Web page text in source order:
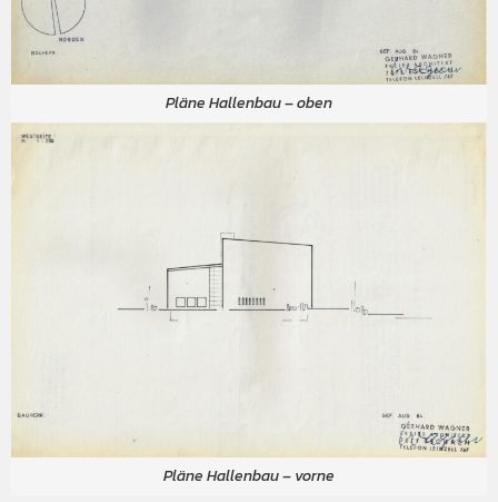
Pläne Hallenbau – oben
Pläne Hallenbau – vorne